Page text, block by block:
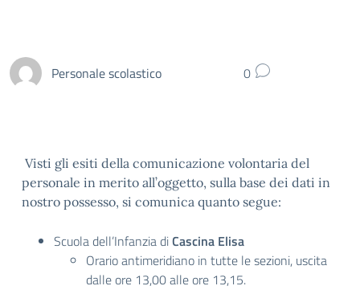
Personale scolastico 0
Visti gli esiti della comunicazione volontaria del
personale in merito all’oggetto, sulla base dei dati in
nostro possesso, si comunica quanto segue:
Scuola dell’Infanzia diCascina Elisa
Orario antimeridiano in tutte le sezioni, uscita
dalle ore 13,00 alle ore 13,15.